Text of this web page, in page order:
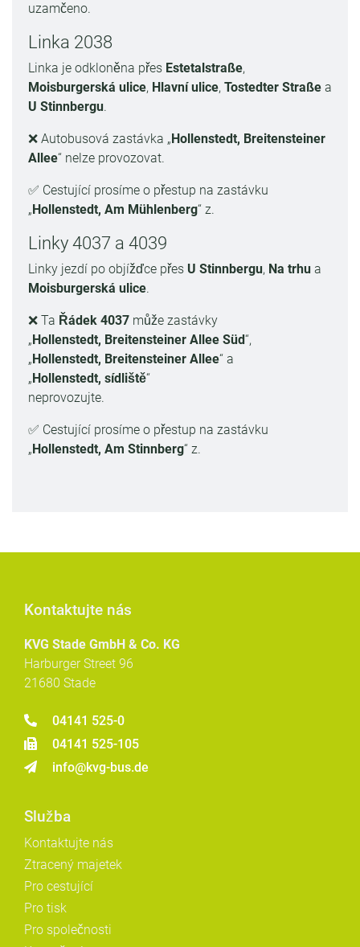
uzamčeno.
Linka 2038
Linka je odkloněna přes Estetalstraße,
Moisburgerská ulice, Hlavní ulice, Tostedter Straße a
U Stinnbergu.
❌ Autobusová zastávka „Hollenstedt, Breitensteiner
Allee“ nelze provozovat.
✅ Cestující prosíme o přestup na zastávku
„Hollenstedt, Am Mühlenberg“ z.
Linky 4037 a 4039
Linky jezdí po objížďce přes U Stinnbergu, Na trhu a
Moisburgerská ulice.
❌ Ta Řádek 4037 může zastávky
„Hollenstedt, Breitensteiner Allee Süd“,
„Hollenstedt, Breitensteiner Allee“ a
„Hollenstedt, sídliště“
neprovozujte.
✅ Cestující prosíme o přestup na zastávku
„Hollenstedt, Am Stinnberg“ z.
Kontaktujte nás
KVG Stade GmbH & Co. KG
Harburger Street 96
21680 Stade
04141 525-0
04141 525-105
info@kvg-bus.de
Služba
Kontaktujte nás
Ztracený majetek
Pro cestující
Pro tisk
Pro společnosti